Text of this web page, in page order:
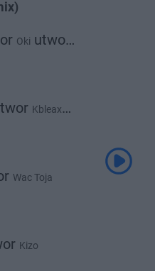
Oki utwor
Kbleax
Wac Toja
Kizo